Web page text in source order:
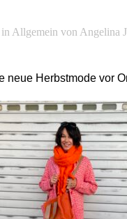
in Allgemein von Angelina
neue Herbstmode vor